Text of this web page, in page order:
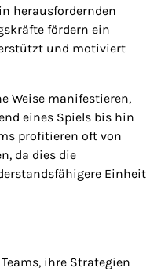
herausfordernden
fördern ein
und motiviert
Weise manifestieren,
eines Spiels bis hin
profitieren oft von
da dies die
Einheit
ihre Strategien